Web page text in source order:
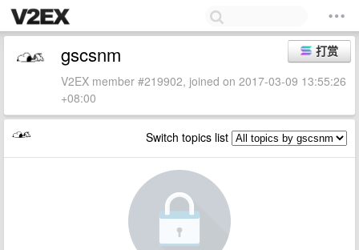
打赏
gscsnm
V2EX member #219902, joined on 2017-03-09 13:55:26
+08:00
Switch topics list